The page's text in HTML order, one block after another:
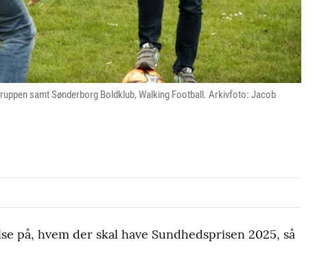
samt Sønderborg Boldklub, Walking Football. Arkivfoto: Jacob
på, hvem der skal have Sundhedsprisen 2025, så